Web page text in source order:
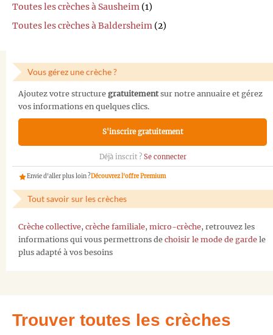
Toutes les crèches à Sausheim (1)
Toutes les crèches à Baldersheim (2)
Vous gérez une crèche ?
Ajoutez votre structure gratuitementsur notre annuaire et gérez
vos informations en quelques clics.
S'inscrire gratuitement
Déjà inscrit ? Se connecter
Envie d'aller plus loin ?Découvrez l'offre Premium
Tout savoir sur les crèches
Crèche collective, crèche familiale, micro-crèche, retrouvez les
informations qui vous permettrons de choisir le mode de garde le
plus adapté à vos besoins
Trouver toutes les crèches